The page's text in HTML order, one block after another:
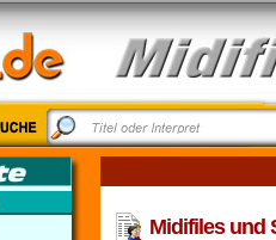
Midifiles und